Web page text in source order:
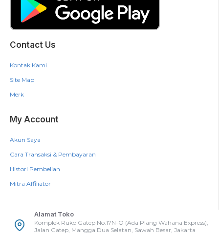
Contact Us
Kontak Kami
Site Map
Merk
My Account
Akun Saya
Cara Transaksi & Pembayaran
Histori Pembelian
Mitra Affiliator
Alamat Toko
Komplek Ruko Gatep No.17N-O (Ada Plang Wahana Express),
Jalan Gatep, Mangga Dua Selatan, Sawah Besar, Jakarta